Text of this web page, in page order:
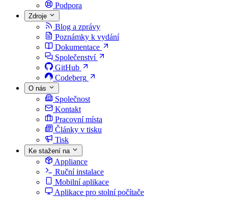
Podpora
Zdroje
Blog a zprávy
Poznámky k vydání
Dokumentace
Společenství
GitHub
Codeberg
O nás
Společnost
Kontakt
Pracovní místa
Články v tisku
Tisk
Ke stažení na
Appliance
Ruční instalace
Mobilní aplikace
Aplikace pro stolní počítače